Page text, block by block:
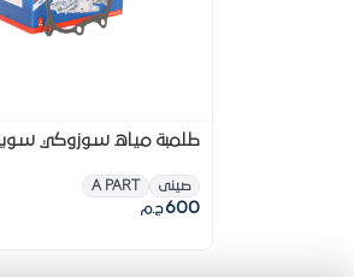
طلمبة مياه سوزوكي
صينى A PART
600ج.م